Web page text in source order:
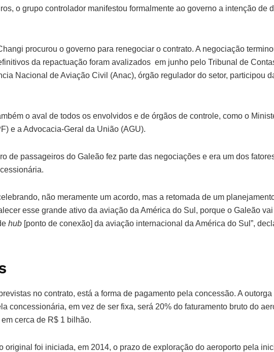
o grupo controlador manifestou formalmente ao governo a intenção de
procurou o governo para renegociar o contrato. A negociação
da repactuação foram avalizados em junho pelo Tribunal de
Nacional de Aviação Civil (Anac), órgão regulador do setor, participou
o aval de todos os envolvidos e de órgãos de controle, como o
e a Advocacia-Geral da União (AGU).
de passageiros do Galeão fez parte das negociações e era um dos
não meramente um acordo, mas a retomada de um
esse grande ativo da aviação da América do Sul, porque o Galeão
hub [ponto de conexão] da aviação internacional da América do Sul”,
no contrato, está a forma de pagamento pela concessão. A outorga
concessionária, em vez de ser fixa, será 20% do faturamento bruto do
cerca de R$ 1 bilhão.
original foi iniciada, em 2014, o prazo de exploração do aeroporto pela